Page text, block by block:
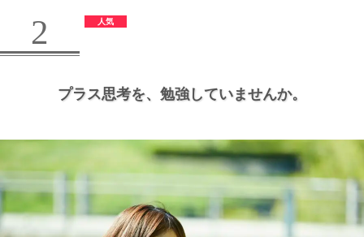
2
プラス思考を、 勉強していませんか。